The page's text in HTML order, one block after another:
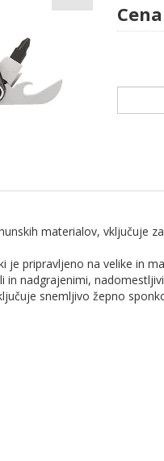
materialov, vključuje
je pripravljeno na velike in
nadgrajenimi,
snemljivo žepno